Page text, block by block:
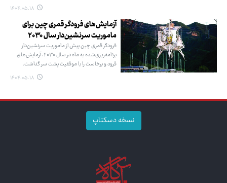
۱۴۰۴.۰۵.۱۸
آزمایش‌های فرودگر قمری چین برای
ماموریت سرنشین‌دار سال ۲۰۳۰
فرودگر قمری چین پیش از ماموریت سرنشین‌دار
برنامه‌ریزی‌شده به ماه در سال ۲۰۳۰، آزمایش‌های
فرود و برخاست را با موفقیت پشت سر گذاشت.
۱۴۰۴.۰۵.۱۸
نسخه دسکتاپ